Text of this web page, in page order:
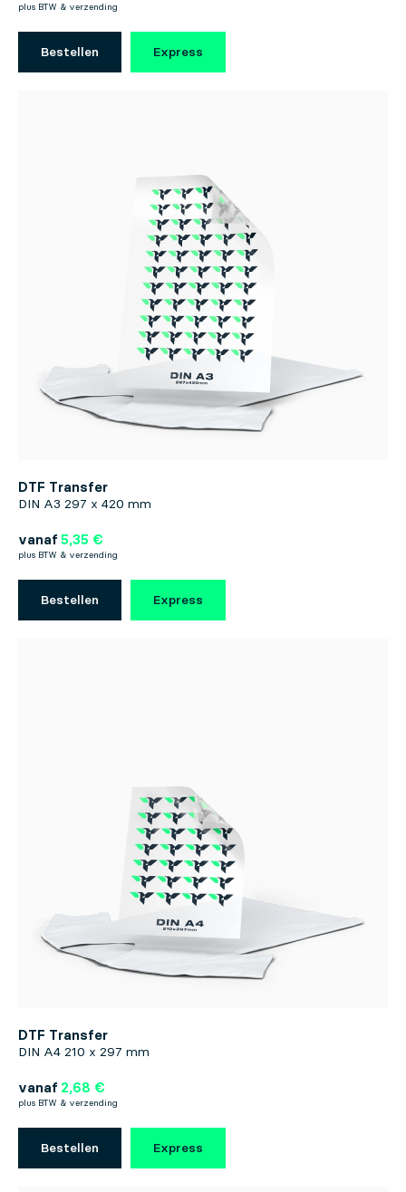
plus BTW & verzending
Bestellen Express
DTF Transfer
DIN A3 297 x 420 mm
vanaf 5,35 €
plus BTW & verzending
Bestellen Express
DTF Transfer
DIN A4 210 x 297 mm
vanaf 2,68 €
plus BTW & verzending
Bestellen Express